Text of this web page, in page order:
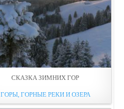
СКАЗКА ЗИМНИХ ГОР
ГОРЫ, ГОРНЫЕ РЕКИ И ОЗЕРА